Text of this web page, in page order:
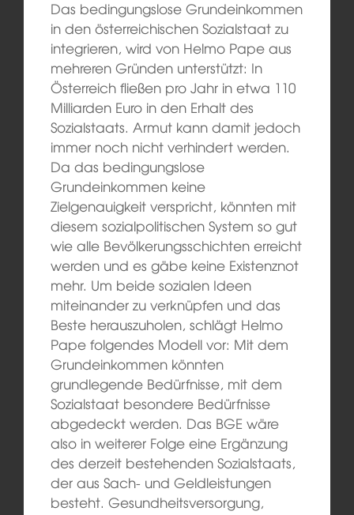
Das bedingungslose Grundeinkommen
in den österreichischen Sozialstaat zu
integrieren, wird von Helmo Pape aus
mehreren Gründen unterstützt: In
Österreich fließen pro Jahr in etwa 110
Milliarden Euro in den Erhalt des
Sozialstaats. Armut kann damit jedoch
immer noch nicht verhindert werden.
Da das bedingungslose
Grundeinkommen keine
Zielgenauigkeit verspricht, könnten mit
diesem sozialpolitischen System so gut
wie alle Bevölkerungsschichten erreicht
werden und es gäbe keine Existenznot
mehr. Um beide sozialen Ideen
miteinander zu verknüpfen und das
Beste herauszuholen, schlägt Helmo
Pape folgendes Modell vor: Mit dem
Grundeinkommen könnten
grundlegende Bedürfnisse, mit dem
Sozialstaat besondere Bedürfnisse
abgedeckt werden. Das BGE wäre
also in weiterer Folge eine Ergänzung
des derzeit bestehenden Sozialstaats,
der aus Sach- und Geldleistungen
besteht. Gesundheitsversorgung,